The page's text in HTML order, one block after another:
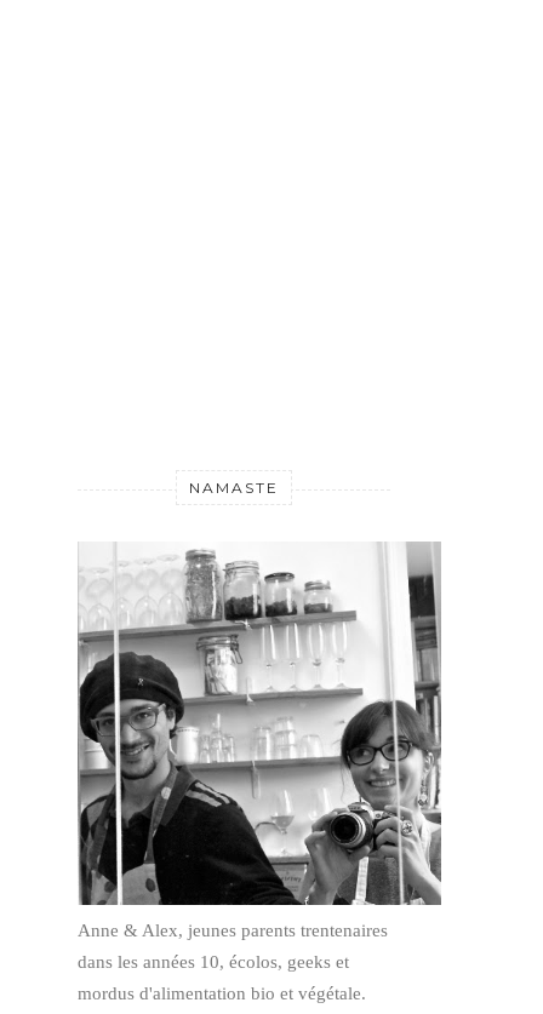
NAMASTE
Anne & Alex, jeunes parents trentenaires
dans les années 10, écolos, geeks et
mordus d'alimentation bio et végétale.